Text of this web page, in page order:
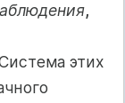
,
этих